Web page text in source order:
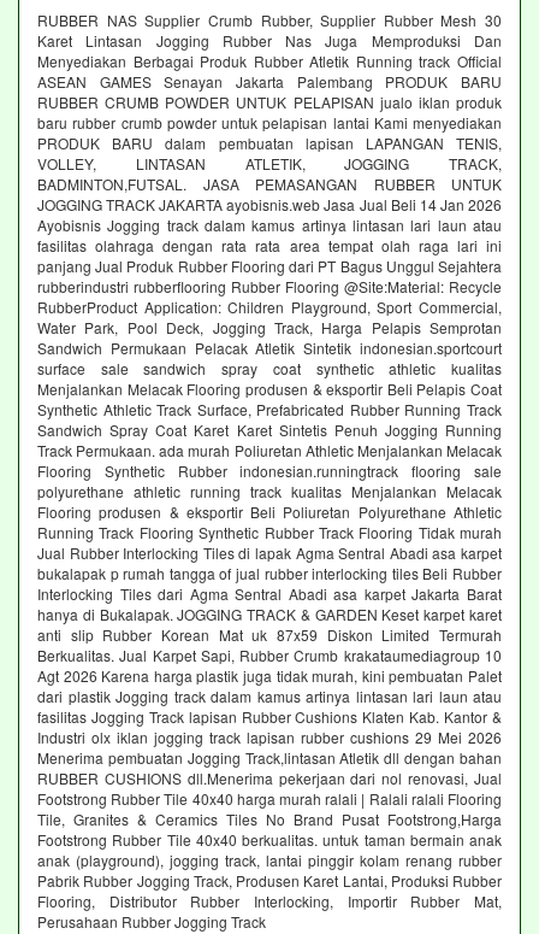
RUBBER NAS Supplier Crumb Rubber, Supplier Rubber Mesh 30
Karet Lintasan Jogging Rubber Nas Juga Memproduksi Dan
Menyediakan Berbagai Produk Rubber Atletik Running track Official
ASEAN GAMES Senayan Jakarta Palembang PRODUK BARU
RUBBER CRUMB POWDER UNTUK PELAPISAN jualo iklan produk
baru rubber crumb powder untuk pelapisan lantai Kami menyediakan
PRODUK BARU dalam pembuatan lapisan LAPANGAN TENIS,
VOLLEY, LINTASAN ATLETIK, JOGGING TRACK,
BADMINTON,FUTSAL. JASA PEMASANGAN RUBBER UNTUK
JOGGING TRACK JAKARTA ayobisnis.web Jasa Jual Beli 14 Jan 2026
Ayobisnis Jogging track dalam kamus artinya lintasan lari laun atau
fasilitas olahraga dengan rata rata area tempat olah raga lari ini
panjang Jual Produk Rubber Flooring dari PT Bagus Unggul Sejahtera
rubberindustri rubberflooring Rubber Flooring @Site:Material: Recycle
RubberProduct Application: Children Playground, Sport Commercial,
Water Park, Pool Deck, Jogging Track, Harga Pelapis Semprotan
Sandwich Permukaan Pelacak Atletik Sintetik indonesian.sportcourt
surface sale sandwich spray coat synthetic athletic kualitas
Menjalankan Melacak Flooring produsen & eksportir Beli Pelapis Coat
Synthetic Athletic Track Surface, Prefabricated Rubber Running Track
Sandwich Spray Coat Karet Karet Sintetis Penuh Jogging Running
Track Permukaan. ada murah Poliuretan Athletic Menjalankan Melacak
Flooring Synthetic Rubber indonesian.runningtrack flooring sale
polyurethane athletic running track kualitas Menjalankan Melacak
Flooring produsen & eksportir Beli Poliuretan Polyurethane Athletic
Running Track Flooring Synthetic Rubber Track Flooring Tidak murah
Jual Rubber Interlocking Tiles di lapak Agma Sentral Abadi asa karpet
bukalapak p rumah tangga of jual rubber interlocking tiles Beli Rubber
Interlocking Tiles dari Agma Sentral Abadi asa karpet Jakarta Barat
hanya di Bukalapak. JOGGING TRACK & GARDEN Keset karpet karet
anti slip Rubber Korean Mat uk 87x59 Diskon Limited Termurah
Berkualitas. Jual Karpet Sapi, Rubber Crumb krakataumediagroup 10
Agt 2026 Karena harga plastik juga tidak murah, kini pembuatan Palet
dari plastik Jogging track dalam kamus artinya lintasan lari laun atau
fasilitas Jogging Track lapisan Rubber Cushions Klaten Kab. Kantor &
Industri olx iklan jogging track lapisan rubber cushions 29 Mei 2026
Menerima pembuatan Jogging Track,lintasan Atletik dll dengan bahan
RUBBER CUSHIONS dll.Menerima pekerjaan dari nol renovasi, Jual
Footstrong Rubber Tile 40x40 harga murah ralali | Ralali ralali Flooring
Tile, Granites & Ceramics Tiles No Brand Pusat Footstrong,Harga
Footstrong Rubber Tile 40x40 berkualitas. untuk taman bermain anak
anak (playground), jogging track, lantai pinggir kolam renang rubber
Pabrik Rubber Jogging Track, Produsen Karet Lantai, Produksi Rubber
Flooring, Distributor Rubber Interlocking, Importir Rubber Mat,
Perusahaan Rubber Jogging Track